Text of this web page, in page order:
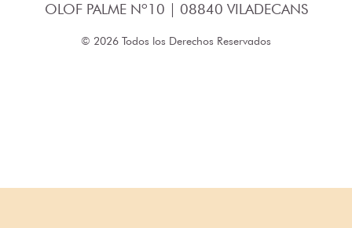
OLOF PALME Nº10 | 08840 VILADECANS
© 2026 Todos los Derechos Reservados